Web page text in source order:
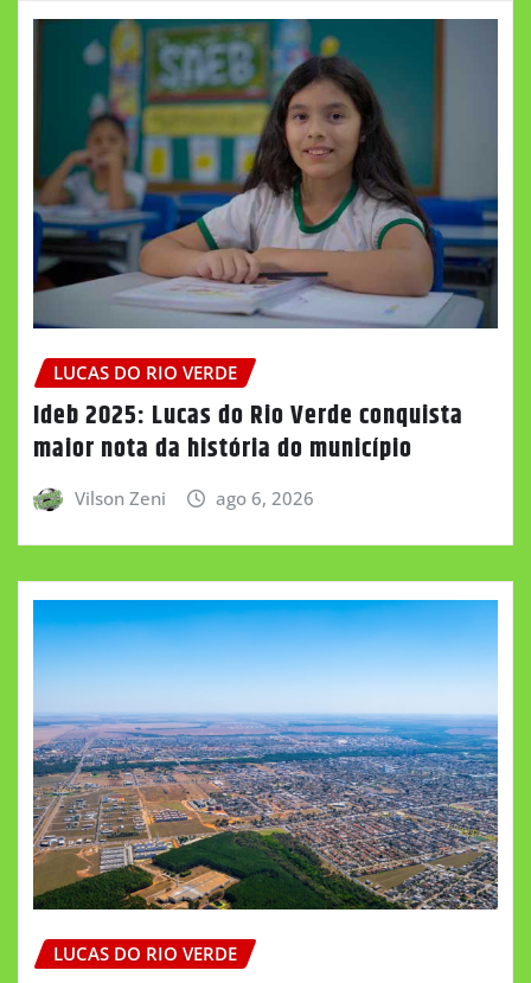
LUCAS DO RIO VERDE
Ideb 2025: Lucas do Rio Verde conquista
maior nota da história do município
Vilson Zeni ago 6, 2026
LUCAS DO RIO VERDE